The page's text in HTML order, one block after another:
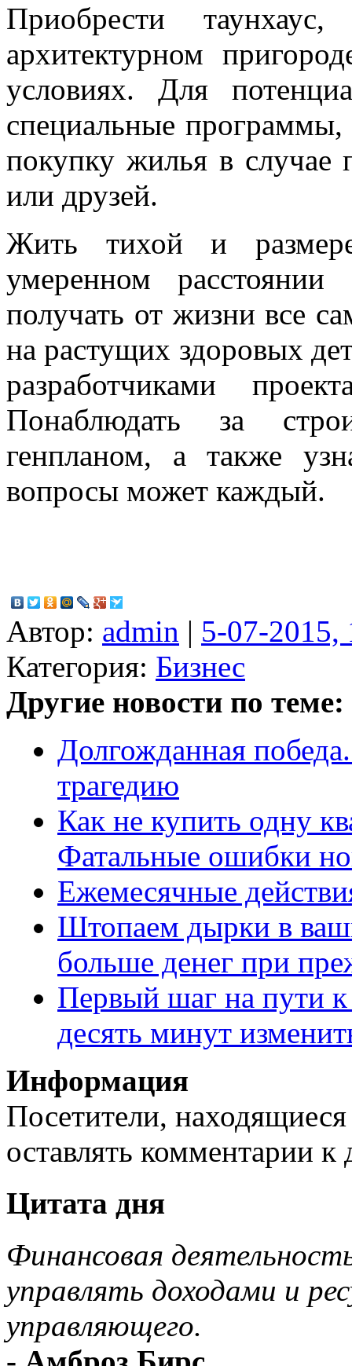
Приобрести
архитектурном
условиях. Для
специальные
покупку жилья в случае
или друзей.
Жить тихой и
умеренном
получать от жизни все
на растущих здоровых
разработчиками
Понаблюдать за
генпланом, а также
вопросы может каждый.
Автор: admin | 5-07-2015,
Категория: Бизнес
Другие новости по теме:
Долгожданная
трагедию
Как не купить одну
Фатальные ошибки
Ежемесячные
Штопаем дырки в
больше денег при
Первый шаг на пути к
десять минут
Информация
Посетители,
оставлять комментарии
Цитата дня
Финансовая
управлять доходами и
управляющего.